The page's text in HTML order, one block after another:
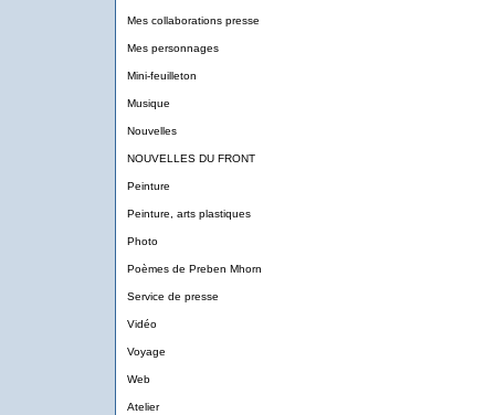
Mes collaborations presse
Mes personnages
Mini-feuilleton
Musique
Nouvelles
NOUVELLES DU FRONT
Peinture
Peinture, arts plastiques
Photo
Poèmes de Preben Mhorn
Service de presse
Vidéo
Voyage
Web
Atelier